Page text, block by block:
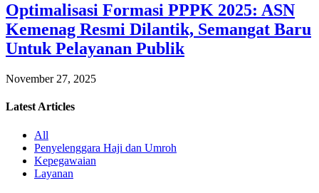
Optimalisasi Formasi PPPK 2025: ASN
Kemenag Resmi Dilantik, Semangat Baru
Untuk Pelayanan Publik
November 27, 2025
Latest Articles
All
Penyelenggara Haji dan Umroh
Kepegawaian
Layanan